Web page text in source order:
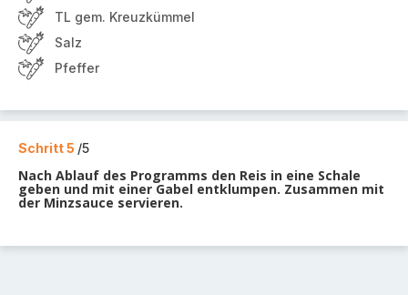
TL gem. Kreuzkümmel
Salz
Pfeffer
Schritt 5 /5
Nach Ablauf des Programms den Reis in eine Schale
geben und mit einer Gabel entklumpen. Zusammen mit
der Minzsauce servieren.